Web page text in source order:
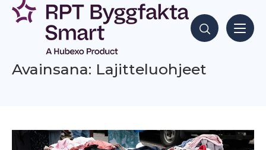
Siirry
sisältöön
Hae sisältöjä
Avainsana: Lajitteluohjeet